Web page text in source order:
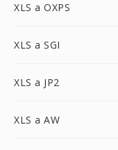
XLS a OXPS
XLS a SGI
XLS a JP2
XLS a AW